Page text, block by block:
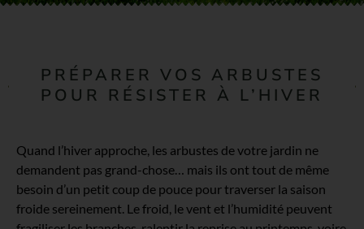
PRÉPARER VOS ARBUSTES
POUR RÉSISTER À L’HIVER
Quand l’hiver approche, les arbustes de votre jardin ne
demandent pas grand-chose… mais ils ont tout de même
besoin d’un petit coup de pouce pour traverser la saison
froide sereinement. Le froid, le vent et l’humidité peuvent